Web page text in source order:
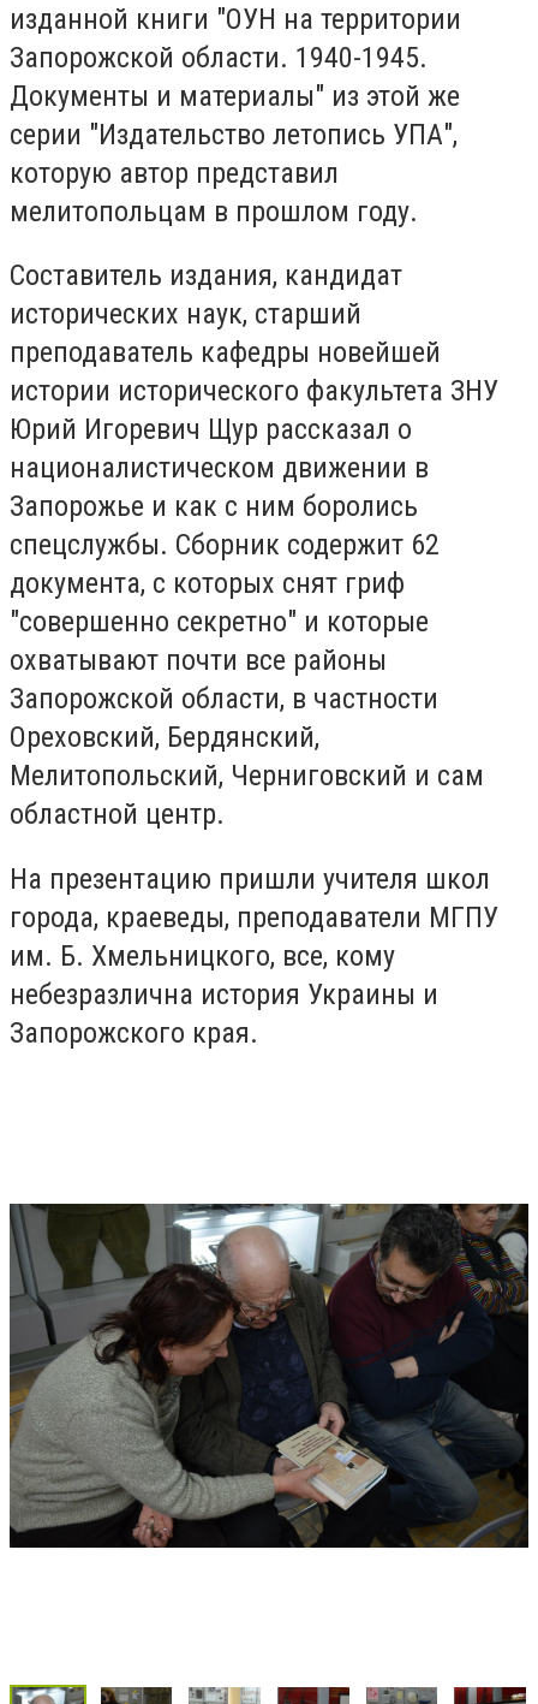
изданной книги "ОУН на территории
Запорожской области. 1940-1945.
Документы и материалы" из этой же
серии "Издательство летопись УПА",
которую автор представил
мелитопольцам в прошлом году.
Составитель издания, кандидат
исторических наук, старший
преподаватель кафедры новейшей
истории исторического факультета ЗНУ
Юрий Игоревич Щур рассказал о
националистическом движении в
Запорожье и как с ним боролись
спецслужбы. Сборник содержит 62
документа, с которых снят гриф
"совершенно секретно" и которые
охватывают почти все районы
Запорожской области, в частности
Ореховский, Бердянский,
Мелитопольский, Черниговский и сам
областной центр.
На презентацию пришли учителя школ
города, краеведы, преподаватели МГПУ
им. Б. Хмельницкого, все, кому
небезразлична история Украины и
Запорожского края.